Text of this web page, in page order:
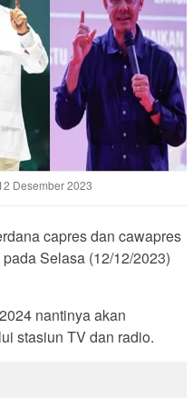
Desember 2023
capres dan cawapres
Selasa (12/12/2023)
nantinya akan
stasiun TV dan radio.